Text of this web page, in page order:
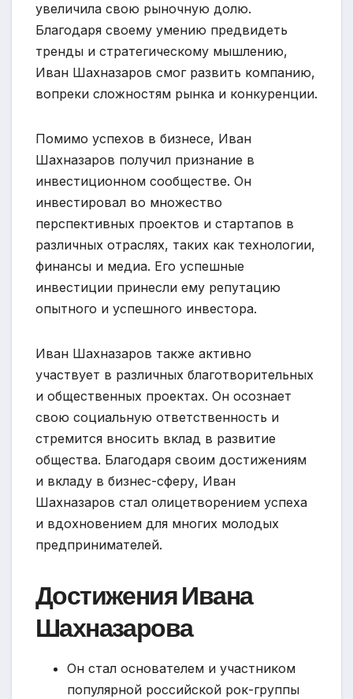
увеличила свою рыночную долю.
Благодаря своему умению предвидеть
тренды и стратегическому мышлению,
Иван Шахназаров смог развить компанию,
вопреки сложностям рынка и конкуренции.
Помимо успехов в бизнесе, Иван
Шахназаров получил признание в
инвестиционном сообществе. Он
инвестировал во множество
перспективных проектов и стартапов в
различных отраслях, таких как технологии,
финансы и медиа. Его успешные
инвестиции принесли ему репутацию
опытного и успешного инвестора.
Иван Шахназаров также активно
участвует в различных благотворительных
и общественных проектах. Он осознает
свою социальную ответственность и
стремится вносить вклад в развитие
общества. Благодаря своим достижениям
и вкладу в бизнес-сферу, Иван
Шахназаров стал олицетворением успеха
и вдохновением для многих молодых
предпринимателей.
Достижения Ивана
Шахназарова
Он стал основателем и участником
популярной российской рок-группы